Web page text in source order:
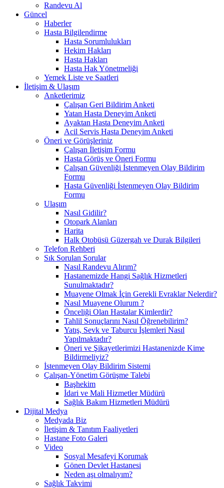
Randevu Al
Güncel
Haberler
Hasta Bilgilendirme
Hasta Sorumlulukları
Hekim Hakları
Hasta Hakları
Hasta Hak Yönetmeliği
Yemek Liste ve Saatleri
İletişim & Ulaşım
Anketlerimiz
Çalışan Geri Bildirim Anketi
Yatan Hasta Deneyim Anketi
Ayaktan Hasta Deneyim Anketi
Acil Servis Hasta Deneyim Anketi
Öneri ve Görüşleriniz
Çalışan İletişim Formu
Hasta Görüş ve Öneri Formu
Çalışan Güvenliği İstenmeyen Olay Bildirim
Formu
Hasta Güvenliği İstenmeyen Olay Bildirim
Formu
Ulaşım
Nasıl Gidilir?
Otopark Alanları
Harita
Halk Otobüsü Güzergah ve Durak Bilgileri
Telefon Rehberi
Sık Sorulan Sorular
Nasıl Randevu Alırım?
Hastanemizde Hangi Sağlık Hizmetleri
Sunulmaktadır?
Muayene Olmak İçin Gerekli Evraklar Nelerdir?
Nasıl Muayene Olurum ?
Önceliği Olan Hastalar Kimlerdir?
Tahlil Sonuçlarını Nasıl Öğrenebilirim?
Yatış, Sevk ve Taburcu İşlemleri Nasıl
Yapılmaktadır?
Öneri ve Şikayetlerimizi Hastanenizde Kime
Bildirmeliyiz?
İstenmeyen Olay Bildirim Sistemi
Çalışan-Yönetim Görüşme Talebi
Başhekim
İdari ve Mali Hizmetler Müdürü
Sağlık Bakım Hizmetleri Müdürü
Dijital Medya
Medyada Biz
İletişim & Tanıtım Faaliyetleri
Hastane Foto Galeri
Video
Sosyal Mesafeyi Korumak
Gönen Devlet Hastanesi
Neden aşı olmalıyım?
Sağlık Takvimi